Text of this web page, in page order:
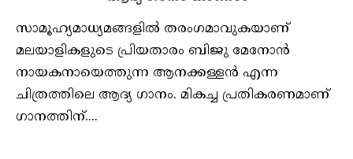
സാമൂഹ്യമാധ്യമങ്ങളില്‍ തരംഗമാവുകയാണ്
മലയാളികളുടെ പ്രിയതാരം ബിജു മേനോന്‍
നായകനായെത്തുന്ന ആനക്കള്ളന്‍ എന്ന
ചിത്രത്തിലെ ആദ്യ ഗാനം. മികച്ച പ്രതികരണമാണ്
ഗാനത്തിന്....